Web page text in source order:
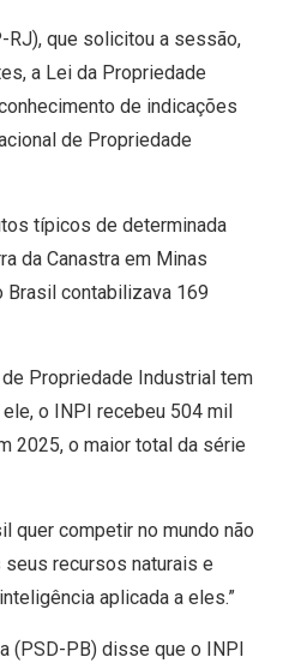
que solicitou a sessão,
a Lei da Propriedade
de indicações
de Propriedade
típicos de determinada
da Canastra em Minas
Brasil contabilizava 169
Propriedade Industrial tem
o INPI recebeu 504 mil
2025, o maior total da série
quer competir no mundo não
recursos naturais e
aplicada a eles.”
(PSD-PB) disse que o INPI